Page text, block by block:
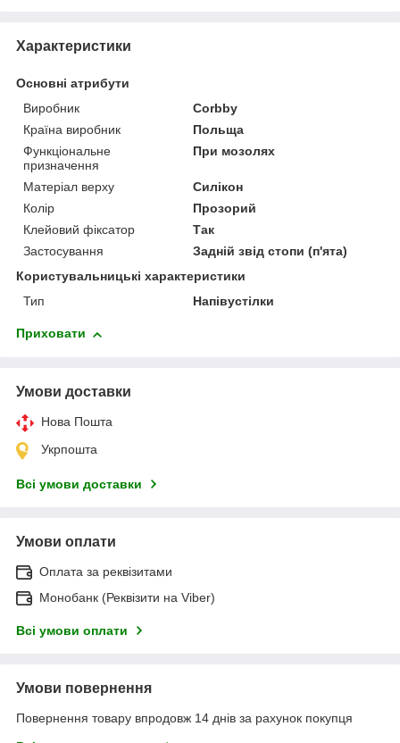
Характеристики
Основні атрибути
Виробник
Corbby
Країна виробник
Польща
Функціональне
призначення
При мозолях
Матеріал верху
Силікон
Колір
Прозорий
Клейовий фіксатор
Так
Застосування
Задній звід стопи (п'ята)
Користувальницькі характеристики
Тип
Напівустілки
Приховати
Умови доставки
Нова Пошта
Укрпошта
Всі умови доставки
Умови оплати
Оплата за реквізитами
Монобанк (Реквізити на Viber)
Всі умови оплати
Умови повернення
Повернення товару впродовж 14 днів за рахунок покупця